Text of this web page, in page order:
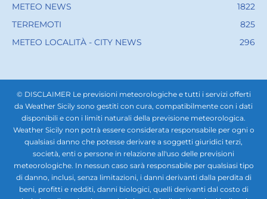
METEO NEWS
1822
TERREMOTI
825
METEO LOCALITÀ - CITY NEWS
296
© DISCLAIMER Le previsioni meteorologiche e tutti i servizi offerti
da Weather Sicily sono gestiti con cura, compatibilmente con i dati
disponibili e con i limiti naturali della previsione meteorologica.
Weather Sicily non potrà essere considerata responsabile per ogni o
qualsiasi danno che potesse derivare a soggetti giuridici terzi,
società, enti o persone in relazione all'uso delle previsioni
meteorologiche. In nessun caso sarà responsabile per qualsiasi tipo
di danno, inclusi, senza limitazioni, i danni derivanti dalla perdita di
beni, profitti e redditi, danni biologici, quelli derivanti dal costo di